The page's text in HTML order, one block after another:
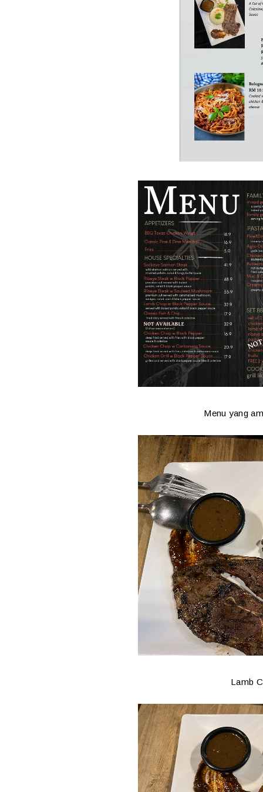
Menu yang
Lamb